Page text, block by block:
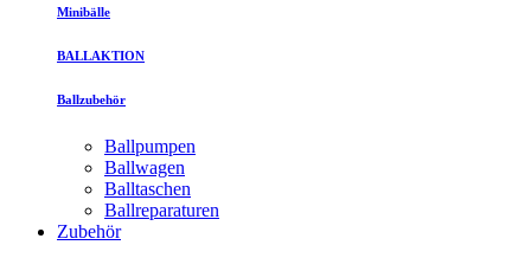
Minibälle
BALLAKTION
Ballzubehör
Ballpumpen
Ballwagen
Balltaschen
Ballreparaturen
Zubehör